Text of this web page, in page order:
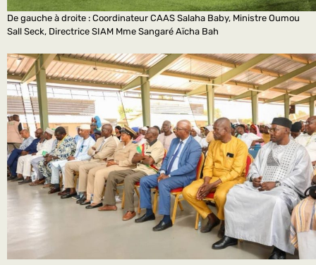
De gauche à droite : Coordinateur CAAS Salaha Baby, Ministre Oumou
Sall Seck, Directrice SIAM Mme Sangaré Aïcha Bah